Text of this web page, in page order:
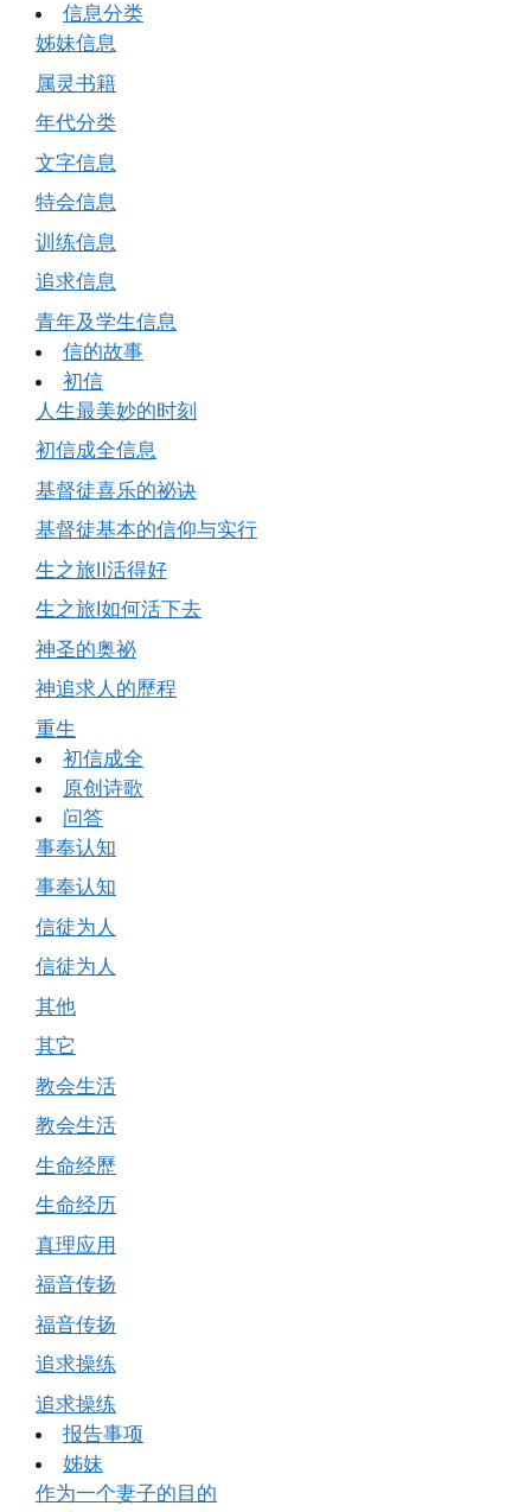
信息分类
姊妹信息
属灵书籍
年代分类
文字信息
特会信息
训练信息
追求信息
青年及学生信息
信的故事
初信
人生最美妙的时刻
初信成全信息
基督徒喜乐的祕诀
基督徒基本的信仰与实行
生之旅Ⅱ活得好
生之旅Ⅰ如何活下去
神圣的奥祕
神追求人的歷程
重生
初信成全
原创诗歌
问答
事奉认知
事奉认知
信徒为人
信徒为人
其他
其它
教会生活
教会生活
生命经歷
生命经历
真理应用
福音传扬
福音传扬
追求操练
追求操练
报告事项
姊妹
作为一个妻子的目的